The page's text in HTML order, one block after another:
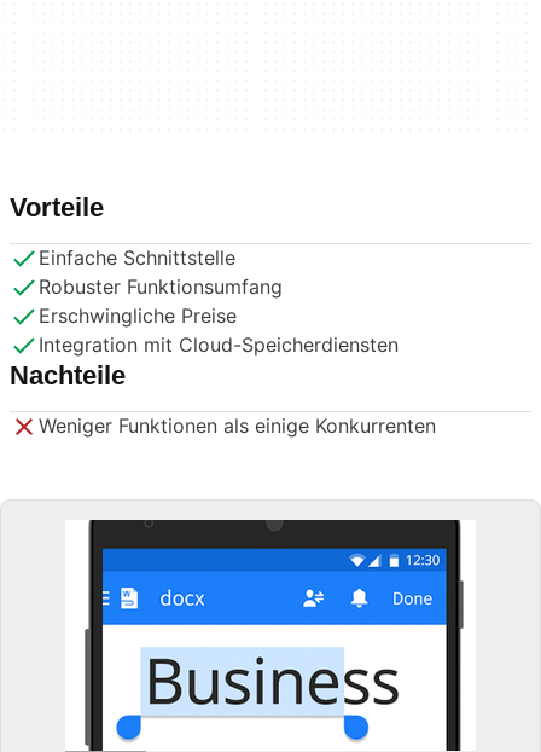
Vorteile
Einfache Schnittstelle
Robuster Funktionsumfang
Erschwingliche Preise
Integration mit Cloud-Speicherdiensten
Nachteile
Weniger Funktionen als einige Konkurrenten